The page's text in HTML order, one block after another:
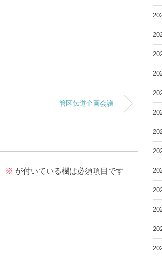
管区伝道企画会議
※ が付いている欄は必須項目です